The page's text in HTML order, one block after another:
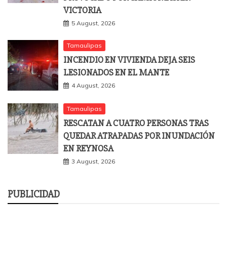
VICTORIA
5 August, 2026
Tamaulipas
INCENDIO EN VIVIENDA DEJA SEIS
LESIONADOS EN EL MANTE
4 August, 2026
Tamaulipas
RESCATAN A CUATRO PERSONAS TRAS
QUEDAR ATRAPADAS POR INUNDACIÓN
EN REYNOSA
3 August, 2026
PUBLICIDAD